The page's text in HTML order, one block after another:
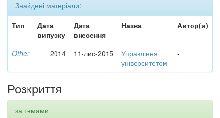
Знайдені матеріали:
Тип
Дата
випуску
Дата
внесення
Назва Автор(и)
Other 2014 11-лис-2015
Управління
університетом
-
Розкриття
за темами